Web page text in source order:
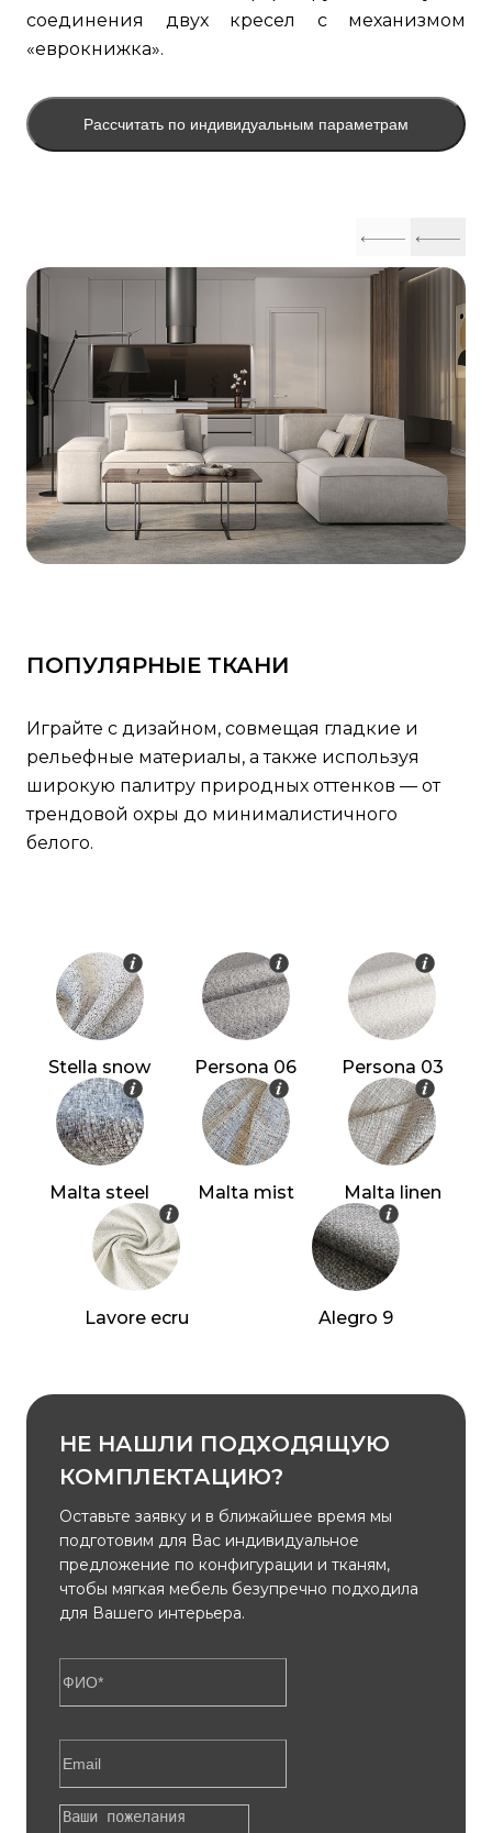
соединения двух кресел с механизмом
«еврокнижка».
Рассчитать по индивидуальным параметрам
ПОПУЛЯРНЫЕ ТКАНИ
Играйте с дизайном, совмещая гладкие и
рельефные материалы, а также используя
широкую палитру природных оттенков — от
трендовой охры до минималистичного
белого.
Stella snow Persona 06 Persona 03
Malta steel Malta mist Malta linen
Lavore ecru Alegro 9
НЕ НАШЛИ ПОДХОДЯЩУЮ
КОМПЛЕКТАЦИЮ?
Оставьте заявку и в ближайшее время мы
подготовим для Вас индивидуальное
предложение по конфигурации и тканям,
чтобы мягкая мебель безупречно подходила
для Вашего интерьера.